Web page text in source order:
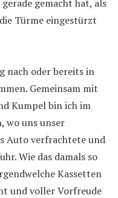
gemacht hat, als
Türme eingestürzt
nach oder bereits in
Gemeinsam mit
Kumpel bin ich im
wo uns unser
Auto verfrachtete und
Wie das damals so
Kassetten
und voller Vorfreude